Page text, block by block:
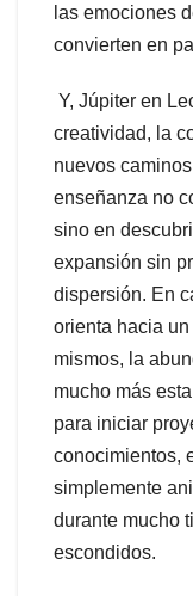
las emociones
convierten en
Y, Júpiter en
creatividad, la
nuevos
enseñanza no
sino en
expansión sin
dispersión. En
orienta hacia
mismos, la
mucho más
para iniciar
conocimientos,
simplemente
durante mucho
escondidos.